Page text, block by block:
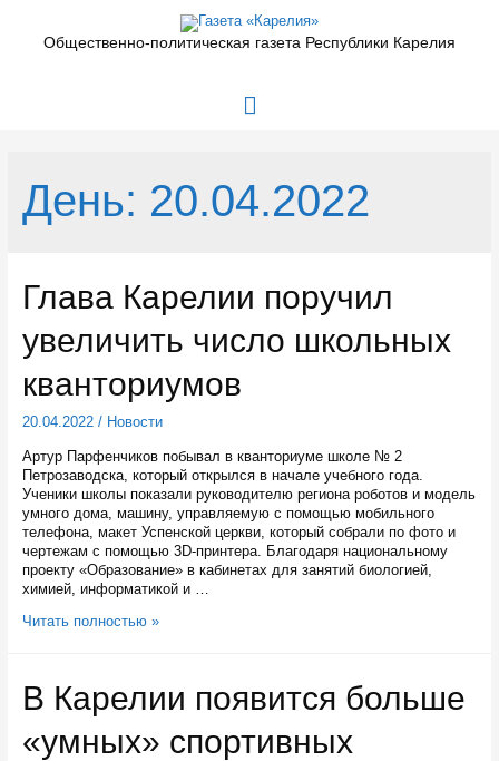
содержимомуОбщественно-политическая газета Республики Карелия
Главное
День: 20.04.2022
Глава Карелии поручил
увеличить число школьных
кванториумов
20.04.2022/ Новости
Артур Парфенчиков побывал в кванториуме школе № 2
Петрозаводска, который открылся в начале учебного года.
Ученики школы показали руководителю региона роботов и модель
умного дома, машину, управляемую с помощью мобильного
телефона, макет Успенской церкви, который собрали по фото и
чертежам с помощью 3D-принтера. Благодаря национальному
проекту «Образование» в кабинетах для занятий биологией,
химией, информатикой и …
Глава
число
школьных
кванториумов
Читать полностью »
В Карелии появится больше
«умных» спортивных